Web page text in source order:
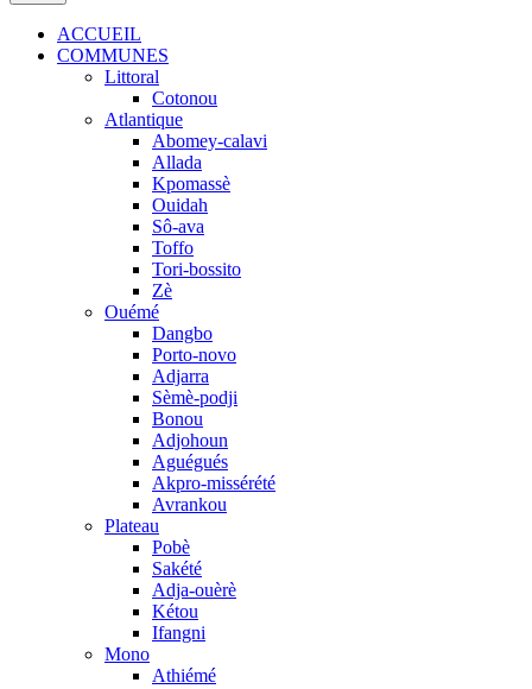
ACCUEIL
COMMUNES
Littoral
Cotonou
Atlantique
Abomey-calavi
Allada
Kpomassè
Ouidah
Sô-ava
Toffo
Tori-bossito
Zè
Ouémé
Dangbo
Porto-novo
Adjarra
Sèmè-podji
Bonou
Adjohoun
Aguégués
Akpro-missérété
Avrankou
Plateau
Pobè
Sakété
Adja-ouèrè
Kétou
Ifangni
Mono
Athiémé